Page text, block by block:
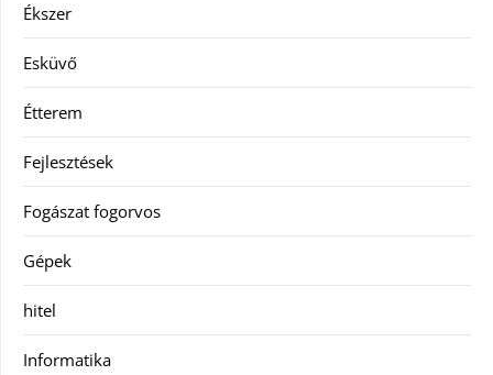
Ékszer
Esküvő
Étterem
Fejlesztések
Fogászat fogorvos
Gépek
hitel
Informatika